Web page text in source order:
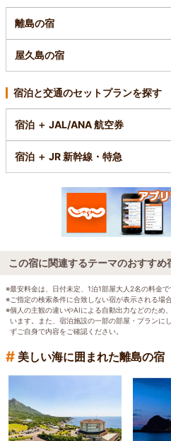
離島の宿
屋久島の宿
宿泊と交通のセットプランを探す
宿泊 ＋ JAL/ANA 航空券
宿泊 ＋ JR 新幹線・特急
この宿に関連するテーマのおすすめ
※最安料金は、日付未定、1泊1部屋大人2名の料金で
※ご指定の検索条件に合致しない宿が表示される場
※個人の主観の違いやAIによる自動出力などのため
います。また、宿泊施設の一部の部屋・プランに
ずご自身で内容をご確認ください。
# 美しい海に囲まれた離島の宿